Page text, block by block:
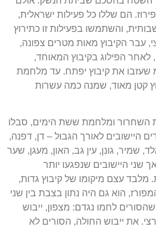
. הם שללו כל פעילות ישראלית,
, והשתמשו בפעילות זו כתירוץ
, עבר הקיבוץ מאות מטרים צפונה,
לאחר הפילוג בקיבוץ המאוחד,
שעזבו את קיבוץ יפתח. עד מלחמת
קטן מאוד, שמנה כמה עשרות
השחרור ומלחמת ששת הימים, סבלו
היישובים לאורך הגבול – דן, דפנה,
, שמיר, גונן, עין גב, האון, מעגן, שער
שני היישובים שנפגעו יותר
. מלבד עצם מיקומו של קיבוץ גדות,
, הוא גם היה נתון בצבת בין שני
שהסורים לחמו נגדם: מצפון, ייבוש
. את ייבוש החולה, הסורים לא